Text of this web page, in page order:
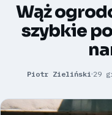
Wąż
szybkie
Piotr Zieliński 29